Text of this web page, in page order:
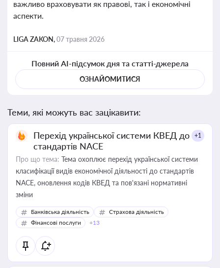
важливо враховувати як правові, так і економічні
аспекти.
LIGA ZAKON,07 травня 2026
Повний AI-підсумок дня та статті-джерела
ОЗНАЙОМИТИСЯ
Теми, які можуть вас зацікавити:
Перехід української системи КВЕД до
стандартів NACE
+1
Про що тема: Тема охоплює перехід української системи
класифікації видів економічної діяльності до стандартів
NACE, оновлення кодів КВЕД та пов'язані нормативні
зміни
Банківська діяльність
Страхова діяльність
Фінансові послуги
+13